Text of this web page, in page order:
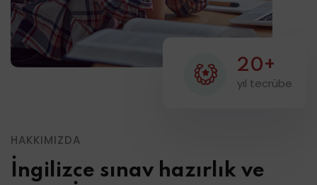
yıl tecrübe
HAKKIMIZDA
İngilizce sınav hazırlık ve